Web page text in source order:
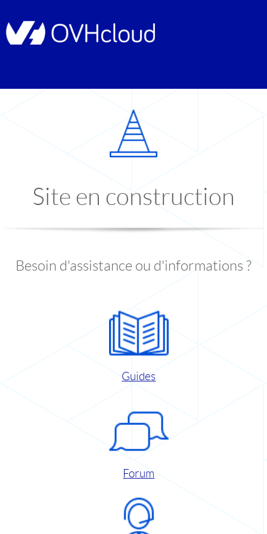
Site en construction
Besoin d'assistance ou d'informations ?
Guides
Forum